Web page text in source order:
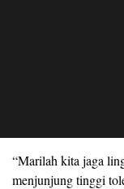
“Marilah kita jaga
menjunjung tinggi